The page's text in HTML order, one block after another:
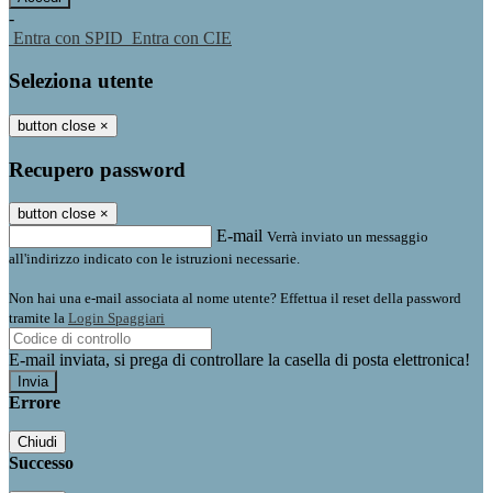
-
Entra con SPID Entra con CIE
Seleziona utente
button close ×
Recupero password
button close ×
E-mail Verrà inviato un messaggio
all'indirizzo indicato con le istruzioni necessarie.
Non hai una e-mail associata al nome utente? Effettua il reset della password
tramite la Login Spaggiari
E-mail inviata, si prega di controllare la casella di posta elettronica!
Errore
Chiudi
Successo